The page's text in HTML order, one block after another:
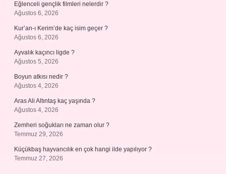
Eğlenceli gençlik filmleri nelerdir ?
Ağustos 6, 2026
Kur’an-ı Kerim’de kaç isim geçer ?
Ağustos 6, 2026
Ayvalık kaçıncı ligde ?
Ağustos 5, 2026
Boyun atkısı nedir ?
Ağustos 4, 2026
Aras Ali Altıntaş kaç yaşında ?
Ağustos 4, 2026
Zemheri soğukları ne zaman olur ?
Temmuz 29, 2026
Küçükbaş hayvancılık en çok hangi ilde yapılıyor ?
Temmuz 27, 2026